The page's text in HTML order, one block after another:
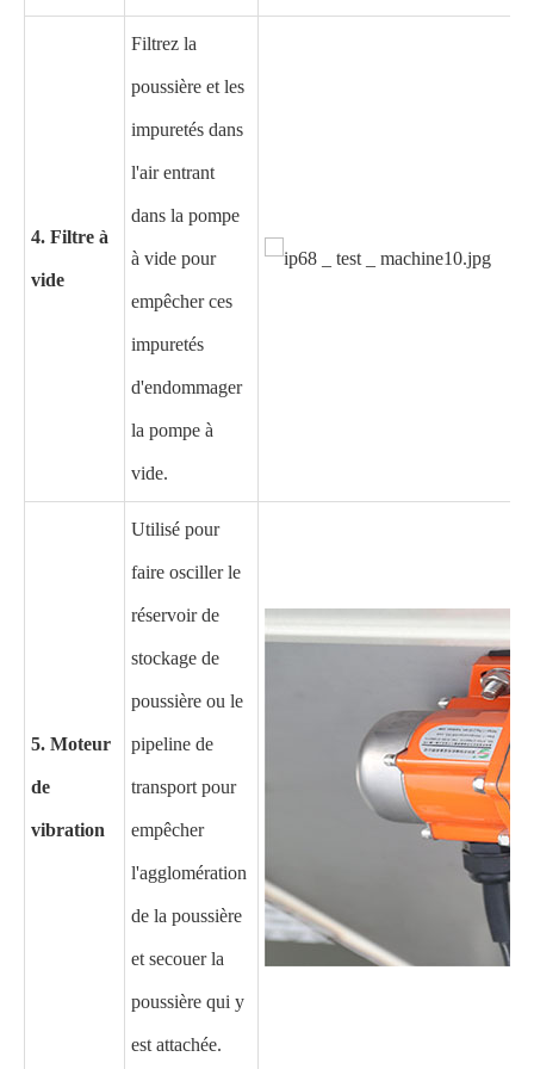
4. Filtre à
vide
Filtrez la
poussière et les
impuretés dans
l'air entrant
dans la pompe
à vide pour
empêcher ces
impuretés
d'endommager
la pompe à
vide.
5. Moteur
de
vibration
Utilisé pour
faire osciller le
réservoir de
stockage de
poussière ou le
pipeline de
transport pour
empêcher
l'agglomération
de la poussière
et secouer la
poussière qui y
est attachée.